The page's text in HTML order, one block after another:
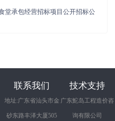
堂承包经营招标项目公开招标公
联系我们
地址:广东省汕头市金
砂东路丰泽大厦505
技术支持
广东鮀岛工程造价咨
询有限公司